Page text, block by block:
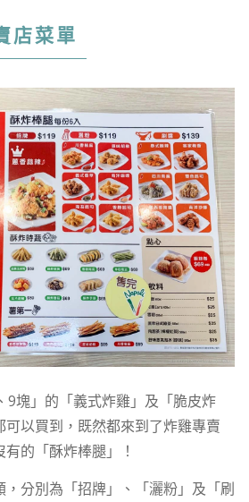
店菜單
9塊」的「義式炸雞」及「脆皮炸
以買到，既然都來到了炸雞專賣
的「酥炸棒腿」！
分別為「招牌」、「灑粉」及「刷